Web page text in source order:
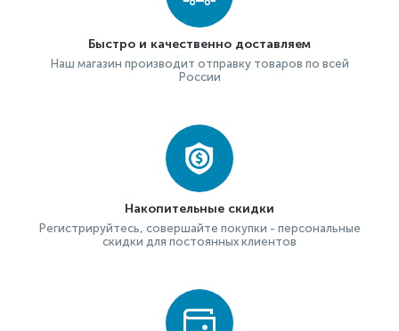
Быстро и качественно доставляем
Наш магазин производит отправку товаров по всей
России
Накопительные скидки
Регистрируйтесь, совершайте покупки - персональные
скидки для постоянных клиентов